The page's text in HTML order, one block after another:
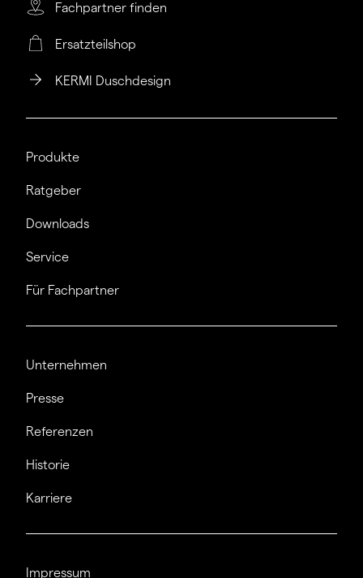
Fachpartner finden
Ersatzteilshop
KERMI Duschdesign
Produkte
Ratgeber
Downloads
Service
Für Fachpartner
Unternehmen
Presse
Referenzen
Historie
Karriere
Impressum